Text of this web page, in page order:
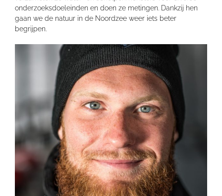
onderzoeksdoeleinden en doen ze metingen. Dankzij hen
gaan we de natuur in de Noordzee weer iets beter
begrijpen.